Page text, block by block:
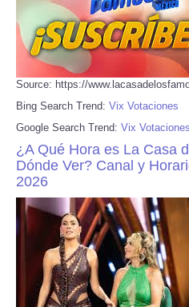
Source: https://
Bing Search Trend: Vix Votaciones
Google Search Trend: Vix Votaciones
¿A Qué Hora es La Casa
Dónde Ver? Canal y
2026